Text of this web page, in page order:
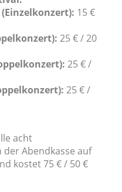
15 €
25 € / 20
25 € /
25 € /
acht
Abendkasse auf
kostet 75 € / 50 €